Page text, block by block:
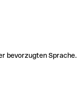
bevorzugten Sprache.